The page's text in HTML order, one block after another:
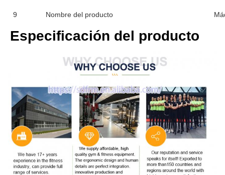
9 Nombre del producto
Especificación del producto